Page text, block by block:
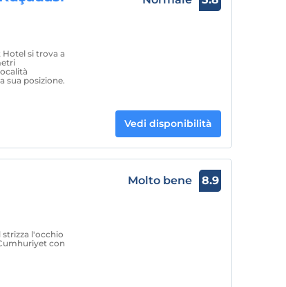
si trova a
sua posizione.
Vedi disponibilità
l'occhio
con
Molto bene 8.9